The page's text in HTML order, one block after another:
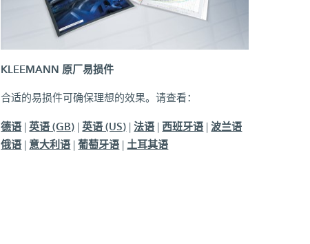
KLEEMANN 原厂易损件
合适的易损件可确保理想的效果。请查看：
德语 |英语 (GB) |英语 (US) |法语 | 西班牙语 |波兰语
俄语 | 意大利语 |葡萄牙语 |土耳其语